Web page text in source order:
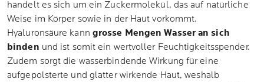
handelt es sich um ein Zuckermolekül, das auf natürliche
Weise im Körper sowie in der Haut vorkommt.
Hyaluronsäure kann grosse Mengen Wasser an sich
binden und ist somit ein wertvoller Feuchtigkeitsspender.
Zudem sorgt die wasserbindende Wirkung für eine
aufgepolsterte und glatter wirkende Haut, weshalb